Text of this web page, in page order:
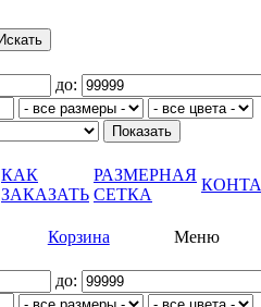
до:
КАК
ЗАКАЗАТЬ
РАЗМЕРНАЯ
СЕТКА
Меню
Корзина
до: